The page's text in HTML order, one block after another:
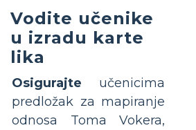
Vodite učenike
u izradu karte
lika
Osigurajte učenicima
predložak za mapiranje
odnosa Toma Vokera,